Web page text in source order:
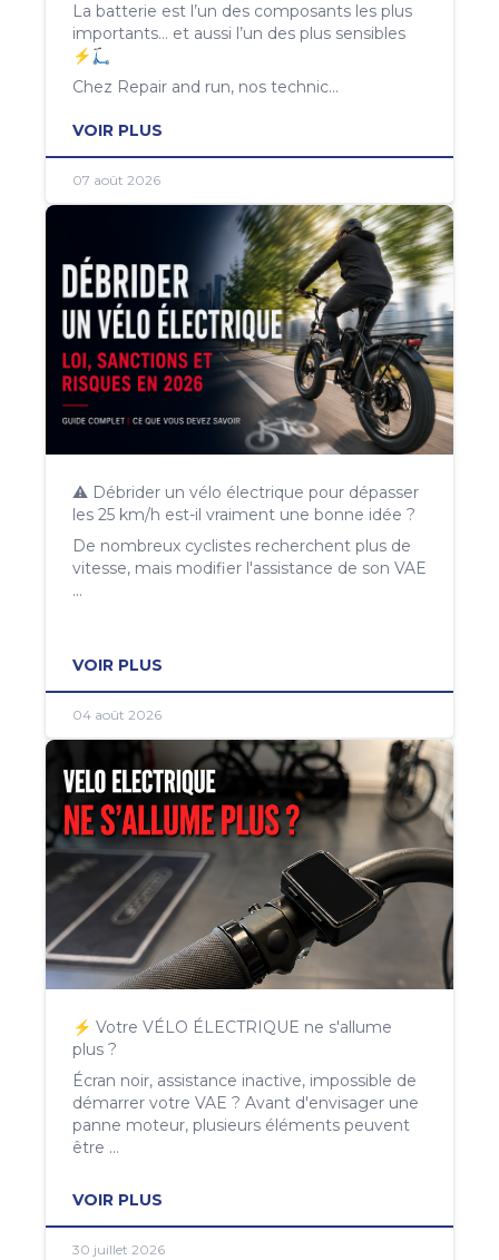
La batterie est l’un des composants les plus
importants… et aussi l’un des plus sensibles
⚡🛴
Chez Repair and run, nos technic...
VOIR PLUS
07 août 2026
⚠️ Débrider un vélo électrique pour dépasser
les 25 km/h est-il vraiment une bonne idée ?
De nombreux cyclistes recherchent plus de
vitesse, mais modifier l'assistance de son VAE
...
VOIR PLUS
04 août 2026
⚡ Votre VÉLO ÉLECTRIQUE ne s'allume
plus ?
Écran noir, assistance inactive, impossible de
démarrer votre VAE ? Avant d'envisager une
panne moteur, plusieurs éléments peuvent
être ...
VOIR PLUS
30 juillet 2026